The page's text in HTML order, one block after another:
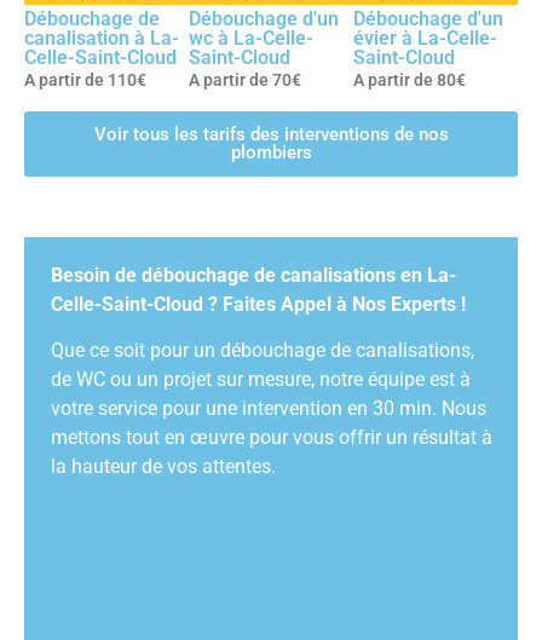
Débouchage de
canalisation à La-
Celle-Saint-Cloud
A partir de 110€
Débouchage d'un
wc à La-Celle-
Saint-Cloud
A partir de 70€
Débouchage d'un
évier à La-Celle-
Saint-Cloud
A partir de 80€
Voir tous les tarifs des interventions de nos
plombiers
Besoin de débouchage de canalisations en La-
Celle-Saint-Cloud ? Faites Appel à Nos Experts !
Que ce soit pour un débouchage de canalisations,
de WC ou un projet sur mesure, notre équipe est à
votre service pour une intervention en 30 min. Nous
mettons tout en œuvre pour vous offrir un résultat à
la hauteur de vos attentes.